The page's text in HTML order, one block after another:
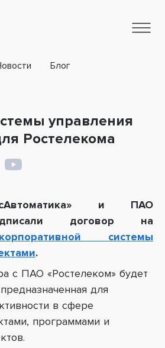
Блог
управления
Ростелекома
и ПАО
договор на
корпоративной системы
.
с ПАО «Ростелеком» будет
для
в сфере
программами и